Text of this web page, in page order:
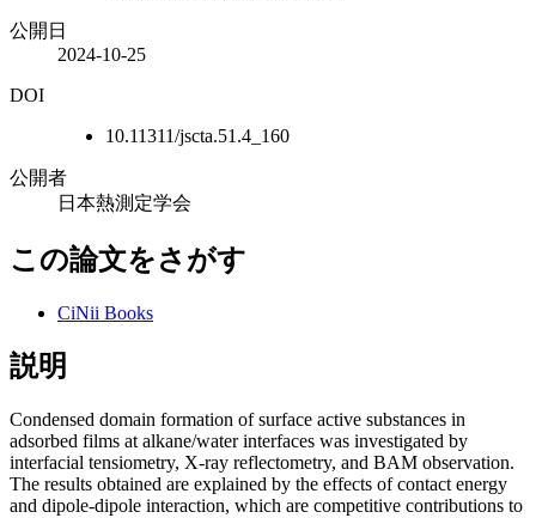
公開日
2024-10-25
DOI
10.11311/jscta.51.4_160
公開者
日本熱測定学会
この論文をさがす
CiNii Books
説明
Condensed domain formation of surface active substances in
adsorbed films at alkane/water interfaces was investigated by
interfacial tensiometry, X-ray reflectometry, and BAM observation.
The results obtained are explained by the effects of contact energy
and dipole-dipole interaction, which are competitive contributions to